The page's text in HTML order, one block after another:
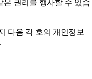
은 권리를 행사할 수 있습
다음 각 호의 개인정보